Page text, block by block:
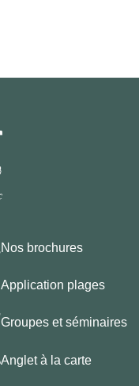
Nos brochures
Application plages
Groupes et séminaires
Anglet à la carte